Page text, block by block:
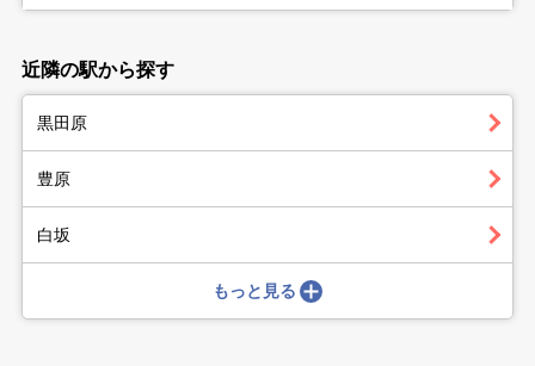
近隣の駅から探す
黒田原
豊原
白坂
もっと見る